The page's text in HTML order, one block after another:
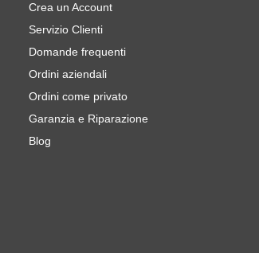
Crea un Account
Servizio Clienti
Domande frequenti
Ordini aziendali
Ordini come privato
Garanzia e Riparazione
Blog